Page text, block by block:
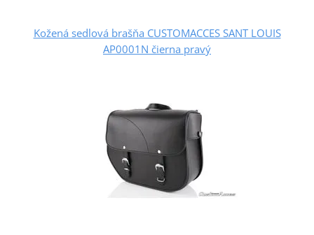
Kožená sedlová brašňa CUSTOMACCES SANT LOUIS
AP0001N čierna pravý